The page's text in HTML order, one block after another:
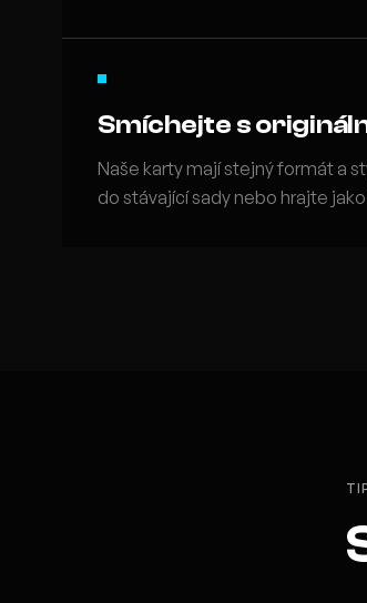
Smíchejte s
Naše karty mají stejný formát a
do stávající sady nebo hrajte